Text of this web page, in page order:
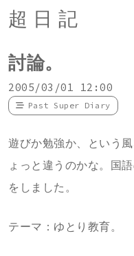
超日記
討論。
2005/03/01 12:00
Past Super Diary
遊びか勉強か、という
ょっと違うのかな。国
をしました。
テーマ：ゆとり教育。